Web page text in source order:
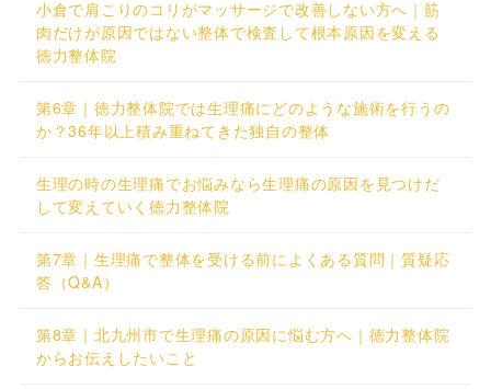
小倉で肩こりのコリがマッサージで改善しない方へ｜筋
肉だけが原因ではない整体で検査して根本原因を変える
徳力整体院
第6章｜徳力整体院では生理痛にどのような施術を行うの
か？36年以上積み重ねてきた独自の整体
生理の時の生理痛でお悩みなら生理痛の原因を見つけだ
して変えていく徳力整体院
第7章｜生理痛で整体を受ける前によくある質問｜質疑応
答（Q&A）
第8章｜北九州市で生理痛の原因に悩む方へ｜徳力整体院
からお伝えしたいこと